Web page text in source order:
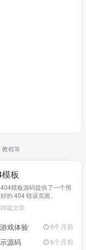
教程等
板
模板源码提供了一个用
的 404 错误页面。
篇文章
戏体验 6个月前
源码 6个月前